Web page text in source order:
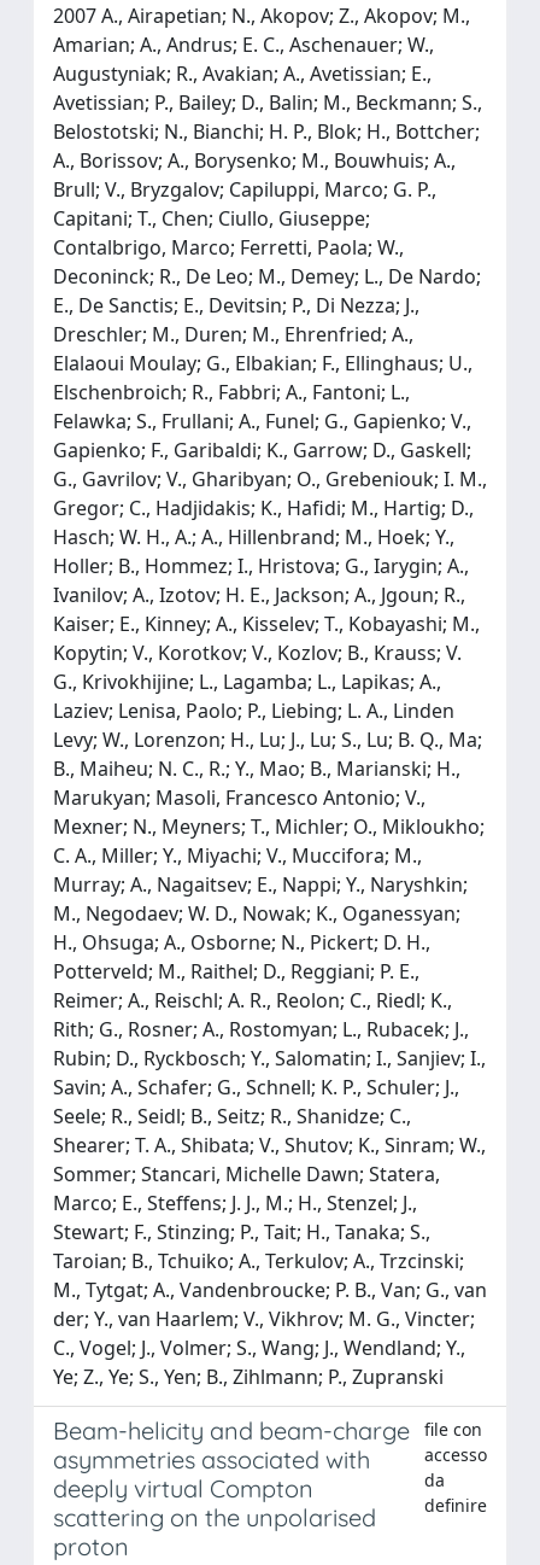
2007 A., Airapetian; N., Akopov; Z., Akopov; M.,
Amarian; A., Andrus; E. C., Aschenauer; W.,
Augustyniak; R., Avakian; A., Avetissian; E.,
Avetissian; P., Bailey; D., Balin; M., Beckmann; S.,
Belostotski; N., Bianchi; H. P., Blok; H., Bottcher;
A., Borissov; A., Borysenko; M., Bouwhuis; A.,
Brull; V., Bryzgalov; Capiluppi, Marco; G. P.,
Capitani; T., Chen; Ciullo, Giuseppe;
Contalbrigo, Marco; Ferretti, Paola; W.,
Deconinck; R., De Leo; M., Demey; L., De Nardo;
E., De Sanctis; E., Devitsin; P., Di Nezza; J.,
Dreschler; M., Duren; M., Ehrenfried; A.,
Elalaoui Moulay; G., Elbakian; F., Ellinghaus; U.,
Elschenbroich; R., Fabbri; A., Fantoni; L.,
Felawka; S., Frullani; A., Funel; G., Gapienko; V.,
Gapienko; F., Garibaldi; K., Garrow; D., Gaskell;
G., Gavrilov; V., Gharibyan; O., Grebeniouk; I. M.,
Gregor; C., Hadjidakis; K., Hafidi; M., Hartig; D.,
Hasch; W. H., A.; A., Hillenbrand; M., Hoek; Y.,
Holler; B., Hommez; I., Hristova; G., Iarygin; A.,
Ivanilov; A., Izotov; H. E., Jackson; A., Jgoun; R.,
Kaiser; E., Kinney; A., Kisselev; T., Kobayashi; M.,
Kopytin; V., Korotkov; V., Kozlov; B., Krauss; V.
G., Krivokhijine; L., Lagamba; L., Lapikas; A.,
Laziev; Lenisa, Paolo; P., Liebing; L. A., Linden
Levy; W., Lorenzon; H., Lu; J., Lu; S., Lu; B. Q., Ma;
B., Maiheu; N. C., R.; Y., Mao; B., Marianski; H.,
Marukyan; Masoli, Francesco Antonio; V.,
Mexner; N., Meyners; T., Michler; O., Mikloukho;
C. A., Miller; Y., Miyachi; V., Muccifora; M.,
Murray; A., Nagaitsev; E., Nappi; Y., Naryshkin;
M., Negodaev; W. D., Nowak; K., Oganessyan;
H., Ohsuga; A., Osborne; N., Pickert; D. H.,
Potterveld; M., Raithel; D., Reggiani; P. E.,
Reimer; A., Reischl; A. R., Reolon; C., Riedl; K.,
Rith; G., Rosner; A., Rostomyan; L., Rubacek; J.,
Rubin; D., Ryckbosch; Y., Salomatin; I., Sanjiev; I.,
Savin; A., Schafer; G., Schnell; K. P., Schuler; J.,
Seele; R., Seidl; B., Seitz; R., Shanidze; C.,
Shearer; T. A., Shibata; V., Shutov; K., Sinram; W.,
Sommer; Stancari, Michelle Dawn; Statera,
Marco; E., Steffens; J. J., M.; H., Stenzel; J.,
Stewart; F., Stinzing; P., Tait; H., Tanaka; S.,
Taroian; B., Tchuiko; A., Terkulov; A., Trzcinski;
M., Tytgat; A., Vandenbroucke; P. B., Van; G., van
der; Y., van Haarlem; V., Vikhrov; M. G., Vincter;
C., Vogel; J., Volmer; S., Wang; J., Wendland; Y.,
Ye; Z., Ye; S., Yen; B., Zihlmann; P., Zupranski
Beam-helicity and beam-charge
asymmetries associated with
deeply virtual Compton
scattering on the unpolarised
proton
file con
accesso
da
definire